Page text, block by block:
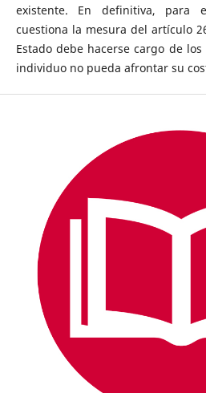
existente. En definitiva, para
cuestiona la mesura del artículo
Estado debe hacerse cargo de
individuo no pueda afrontar su